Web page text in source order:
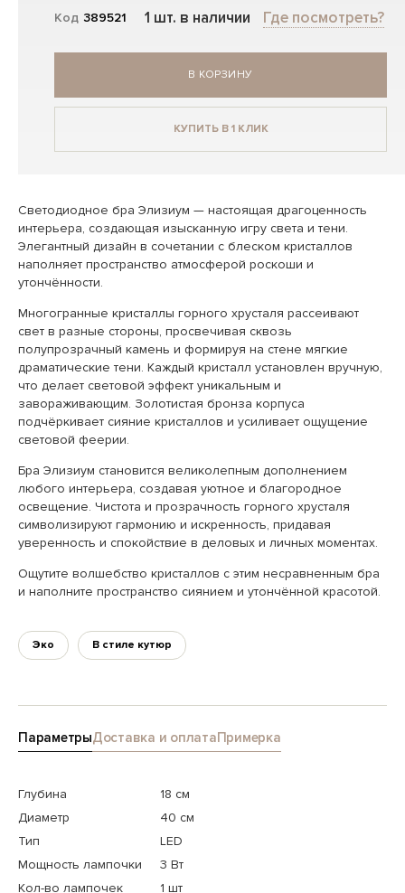
Код 389521 1 шт. в наличии Где посмотреть?
В КОРЗИНУ
КУПИТЬ В 1 КЛИК
Светодиодное бра Элизиум — настоящая драгоценность
интерьера, создающая изысканную игру света и тени.
Элегантный дизайн в сочетании с блеском кристаллов
наполняет пространство атмосферой роскоши и
утончённости.
Многогранные кристаллы горного хрусталя рассеивают
свет в разные стороны, просвечивая сквозь
полупрозрачный камень и формируя на стене мягкие
драматические тени. Каждый кристалл установлен вручную,
что делает световой эффект уникальным и
завораживающим. Золотистая бронза корпуса
подчёркивает сияние кристаллов и усиливает ощущение
световой феерии.
Бра Элизиум становится великолепным дополнением
любого интерьера, создавая уютное и благородное
освещение. Чистота и прозрачность горного хрусталя
символизируют гармонию и искренность, придавая
уверенность и спокойствие в деловых и личных моментах.
Ощутите волшебство кристаллов с этим несравненным бра
и наполните пространство сиянием и утончённой красотой.
Эко В стиле кутюр
ПараметрыДоставка и оплатаПримерка
Глубина
18 см
Диаметр
40 см
Тип
LED
Мощность лампочки
3 Вт
Кол-во лампочек
1 шт